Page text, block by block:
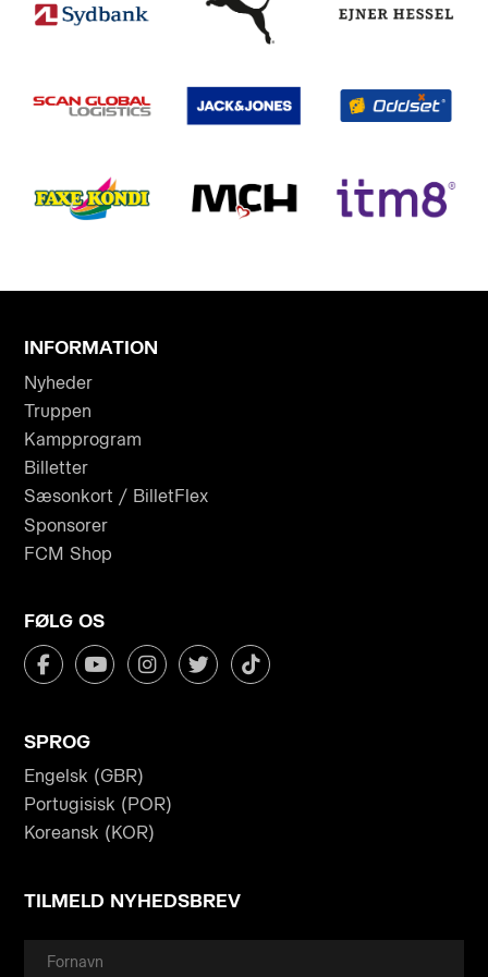
INFORMATION
Nyheder
Truppen
Kampprogram
Billetter
Sæsonkort / BilletFlex
Sponsorer
FCM Shop
FØLG OS
SPROG
Engelsk (GBR)
Portugisisk (POR)
Koreansk (KOR)
TILMELD NYHEDSBREV